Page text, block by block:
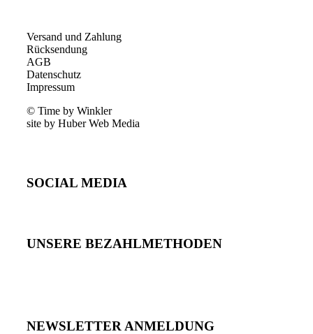
Versand und Zahlung
Rücksendung
AGB
Datenschutz
Impressum
© Time by Winkler
site by Huber Web Media
SOCIAL MEDIA
UNSERE BEZAHLMETHODEN
NEWSLETTER ANMELDUNG